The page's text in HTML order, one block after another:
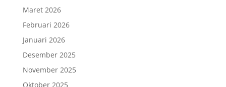
Maret 2026
Februari 2026
Januari 2026
Desember 2025
November 2025
Oktober 2025